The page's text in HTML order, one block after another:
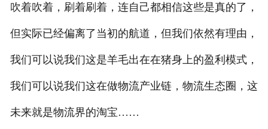
吹着吹着，刷着刷着，连自己都相信这些是真的了，
但实际已经偏离了当初的航道，但我们依然有理由，
我们可以说我们这是羊毛出在在猪身上的盈利模式，
我们可以说我们这在做物流产业链，物流生态圈，这
未来就是物流界的淘宝……